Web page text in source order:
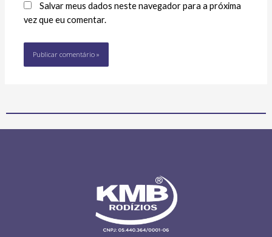
Salvar meus dados neste navegador para a próxima
vez que eu comentar.